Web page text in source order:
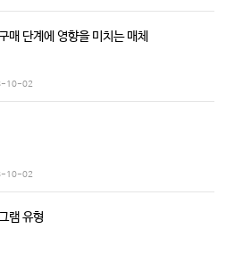
매 단계에 영향을 미치는 매체
10-02
10-02
램 유형